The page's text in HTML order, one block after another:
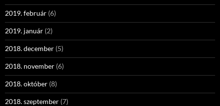
2019. február (6)
2019. január (2)
2018. december (5)
2018. november (6)
2018. október (8)
2018. szeptember (7)